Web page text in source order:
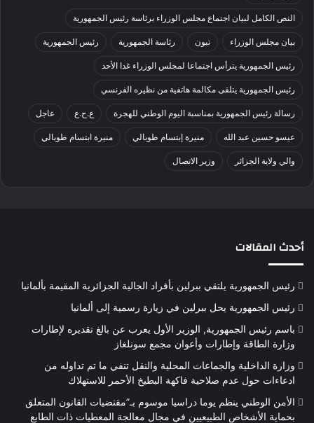
النص الكامل لبيان اجتماع مجلس الوزراء برئاسة رئيس الجمهورية
بيان مجلس الوزراء تبون رئاسة الجمهورية رئيس الجمهورية
رئيس الجمهورية يترأس اجتماعا لمجلس الوزراء غدا الأحد
رئيس الجمهورية يتلقى مكالمة هاتفية من نظيره الفرنسي
رسالة رئيس الجمهورية بمناسبة اليوم الوطني للهجرة ع.ح.ع عاجل
عيسو حسين عبد الله منيرة إبتسام طوبالي منيرة ابتسام طوبالي
والي ولاية الجزائر وزير الاتصال
أحدث المقالات
رئيس الجمهورية يلتقي ببرلين بأفراد الجالية الجزائرية المقيمة بألمانيا
رئيس الجمهورية يحل ببرلين في زيارة رسمية إلى ألمانيا
باسم رئيس الجمهورية, الوزير الأول يعرب عن بالغ تقديره لإطارات
وزارة الطاقة وإطارات وأعوان مجمع سونلغاز
وزارة الداخلية والجماعات المحلية والنقل تنفي ما تم تداوله من
ادعاءات حول عدم صلاحية فاكهة البطيخ الأحمر للاستهلاك
الأمن الوطني ينظم يوما دراسيا موسوم بـ”مقتضيات القانون المتعلق
بحماية الأشخاص الطبيعيين في مجال معالجة المعطيات ذات الطابع